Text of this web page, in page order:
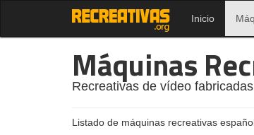
Inicio
Máquinas
Recreativas de vídeo
Listado de máquinas recreativas